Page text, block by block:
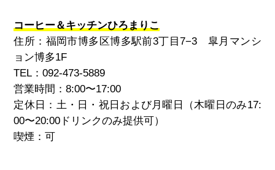
コーヒー＆キッチンひろまりこ
住所：福岡市博多区博多駅前3丁目7−3 皐月マンシ
ョン博多1F
TEL：092-473-5889
営業時間：8:00〜17:00
定休日：土・日・祝日および月曜日（木曜日のみ17:
00〜20:00ドリンクのみ提供可）
喫煙：可